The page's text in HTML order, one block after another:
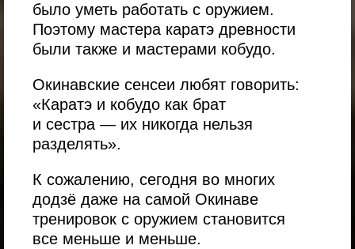
было уметь работать с оружием.
Поэтому мастера каратэ древности
были также и мастерами кобудо.
Окинавские сенсеи любят говорить:
«Каратэ и кобудо как брат
и сестра — их никогда нельзя
разделять».
К сожалению, сегодня во многих
додзё даже на самой Окинаве
тренировок с оружием становится
все меньше и меньше.